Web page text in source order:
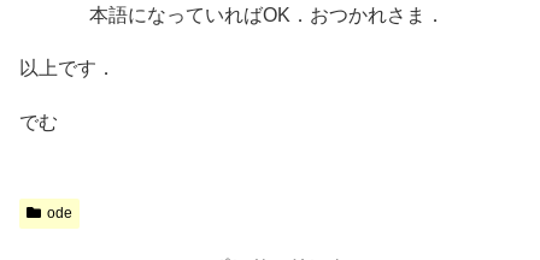
本語になっていればOK．おつかれさま．
以上です．
でむ
ode